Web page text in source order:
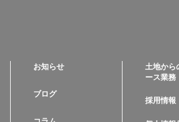
お知らせ
ブログ
土地から
ース業務
採用情報